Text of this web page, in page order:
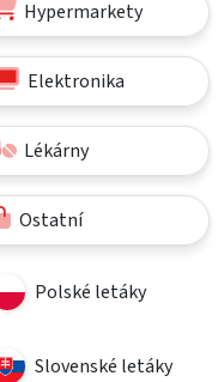
Hypermarkety
Elektronika
Lékárny
Ostatní
Polské letáky
Slovenské letáky